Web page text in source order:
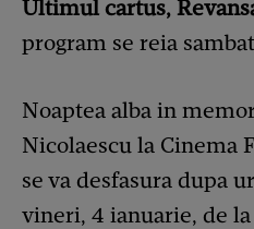
Ultimul cartus,
program se reia
Noaptea alba in
Nicolaescu la Cinema
se va desfasura dupa
vineri, 4 ianuarie, de la